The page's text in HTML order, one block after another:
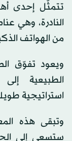
تتمثّل إحدى
النادرة، وهي
من الهواتف
ويعود تفوّق
الطبيعية إلى
استراتيجية
وتبقى هذه
ستسعى إلى